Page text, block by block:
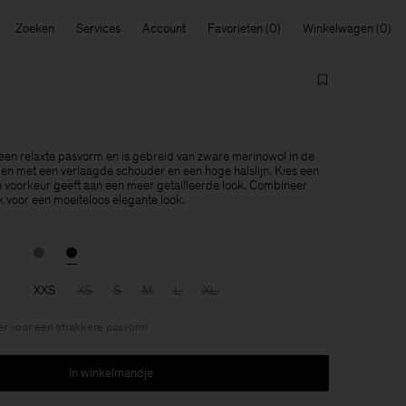
Zoeken Services Account Favorieten Winkelwagen
relaxte pasvorm en is gebreid van zware merinowol in de
met een verlaagde schouder en een hoge halslijn. Kies een
voorkeur geeft aan een meer getailleerde look. Combineer
voor een moeiteloos elegante look.
XXS XS S M L XL
voor een strakkere pasvorm
In winkelmandje